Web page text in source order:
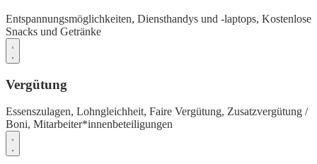
Entspannungsmöglichkeiten, Diensthandys und -laptops, Kostenlose
Snacks und Getränke
Vergütung
Essenszulagen, Lohngleichheit, Faire Vergütung, Zusatzvergütung /
Boni, Mitarbeiter*innenbeteiligungen